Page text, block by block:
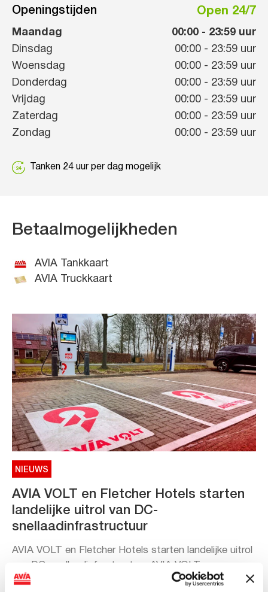
Openingstijden Open 24/7
Maandag 00:00 - 23:59 uur
Dinsdag
00:00 - 23:59 uur
Woensdag
00:00 - 23:59 uur
Donderdag
00:00 - 23:59 uur
Vrijdag
00:00 - 23:59 uur
Zaterdag
00:00 - 23:59 uur
Zondag
00:00 - 23:59 uur
Tanken 24 uur per dag mogelijk
Betaalmogelijkheden
AVIA Tankkaart
AVIA Truckkaart
NIEUWS
AVIA VOLT en Fletcher Hotels starten
landelijke uitrol van DC-
snellaadinfrastructuur
AVIA VOLT en Fletcher Hotels starten landelijke uitrol
van DC-snellaadinfrastructuur AVIA VOLT en...
Lees verder